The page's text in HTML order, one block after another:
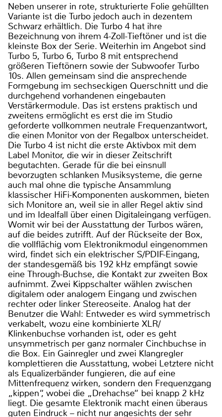
Neben unserer in rote, strukturierte Folie gehüllten
Variante ist die Turbo jedoch auch in dezentem
Schwarz erhältlich. Die Turbo 4 hat ihre
Bezeichnung von ihrem 4-Zoll-Tieftöner und ist die
kleinste Box der Serie. Weiterhin im Angebot sind
Turbo 5, Turbo 6, Turbo 8 mit entsprechend
größeren Tieftönern sowie der Subwoofer Turbo
10s. Allen gemeinsam sind die ansprechende
Formgebung im sechseckigen Querschnitt und die
durchgehend vorhandenen eingebauten
Verstärkermodule. Das ist erstens praktisch und
zweitens ermöglicht es erst die im Studio
geforderte vollkommen neutrale Frequenzantwort,
die einen Monitor von der Regalbox unterscheidet.
Die Turbo 4 ist nicht die erste Aktivbox mit dem
Label Monitor, die wir in dieser Zeitschrift
begutachten. Gerade für die bei einsnull
bevorzugten schlanken Musiksysteme, die gerne
auch mal ohne die typische Ansammlung
klassischer HiFi-Komponenten auskommen, bieten
sich Monitore an, weil sie in aller Regel aktiv sind
und im Idealfall über einen Digitaleingang verfügen.
Womit wir bei der Ausstattung der Turbos wären,
auf die beides zutrifft. Auf der Rückseite der Box,
die vollflächig vom Elektronikmodul eingenommen
wird, findet sich ein elektrischer S/PDIF-Eingang,
der standesgemäß bis 192 kHz empfängt sowie
eine Through-Buchse, die Kontakt zur zweiten Box
aufnimmt. Zwei Kippschalter wählen zwischen
digitalem oder analogem Eingang und zwischen
rechter oder linker Stereoseite. Analog hat der
Benutzer die Wahl: Entweder es wird symmetrisch
verkabelt, wozu eine kombinierte XLR/
Klinkenbuchse vorhanden ist, oder es geht
unsymmetrisch per ganz normaler Cinchbuchse in
die Box. Ein Gainregler und zwei Klangregler
komplettieren die Ausstattung, wobei Letztere nicht
als Equalizerbänder fungieren, die auf eine
Mittenfrequenz wirken, sondern den Frequenzgang
„kippen“, wobei die „Drehachse“ bei knapp 2 kHz
liegt. Die gesamte Elektronik macht einen überaus
guten Eindruck – nicht nur angesichts der sehr